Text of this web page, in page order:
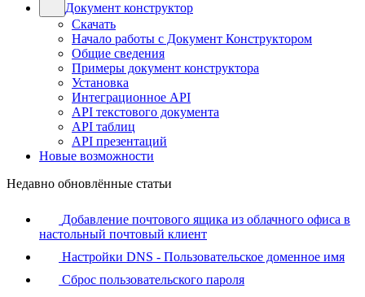
Документ конструктор
Скачать
Начало работы с Документ Конструктором
Общие сведения
Примеры документ конструктора
Установка
Интеграционное API
API текстового документа
API таблиц
API презентаций
Новые возможности
Недавно обновлённые статьи
Добавление почтового ящика из облачного офиса в
настольный почтовый клиент
Настройки DNS - Пользовательское доменное имя
Сброс пользовательского пароля